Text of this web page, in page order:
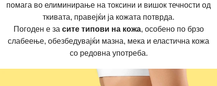
помага во елиминирање на токсини и вишок течности од
ткивата, правејќи ја кожата потврда.
Погоден е за сите типови на кожа, особено по брзо
слабеење, обезбедувајќи мазна, мека и еластична кожа
со редовна употреба.